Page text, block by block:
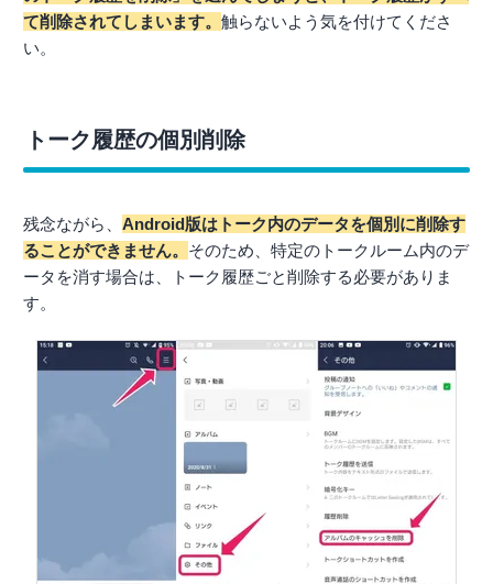
て削除されてしまいます。 触らないよう気を付けてくださ
い。
トーク履歴の個別削除
残念ながら、 Android版はトーク内のデータを個別に削除す
ることができません。 そのため、特定のトークルーム内のデ
ータを消す場合は、トーク履歴ごと削除する必要がありま
す。